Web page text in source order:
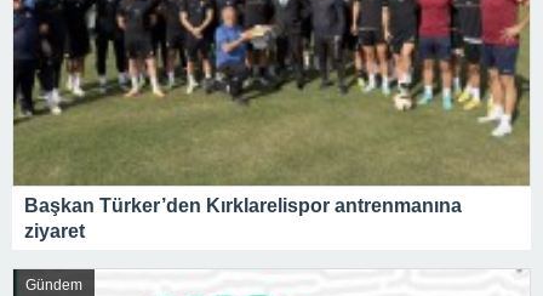
Başkan Türker’den Kırklarelispor antrenmanına
ziyaret
Gündem